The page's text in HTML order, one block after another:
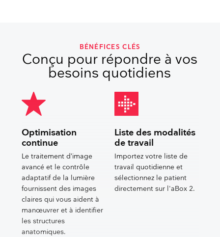
BÉNÉFICES CLÉS
Conçu pour répondre à vos
besoins quotidiens
Optimisation
continue
Le traitement d’image
avancé et le contrôle
adaptatif de la lumière
fournissent des images
claires qui vous aident à
manœuvrer et à identifier
les structures
anatomiques.
Liste des modalités
de travail
Importez votre liste de
travail quotidienne et
sélectionnez le patient
directement sur l'aBox 2.